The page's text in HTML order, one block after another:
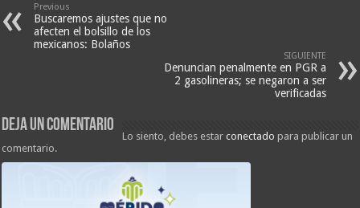
Previous
Buscaremos ajustes que no
afecten el bolsillo de los
mexicanos: Bolaños
SIGUIENTE
Denuncian penalmente en PGR a
2 gasolineras; se negaron a ser
verificadas
Deja un comentario
Lo siento, debes estarconectado para publicar un
comentario.